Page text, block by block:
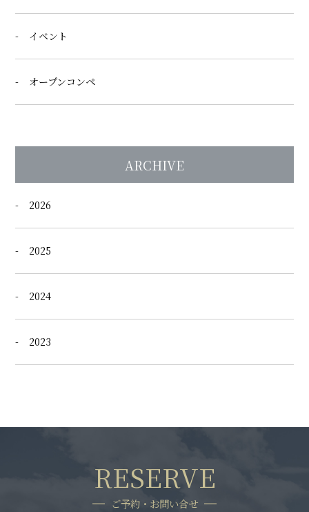
イベント
オープンコンペ
ARCHIVE
2026
2025
2024
2023
RESERVE
ご予約・お問い合せ